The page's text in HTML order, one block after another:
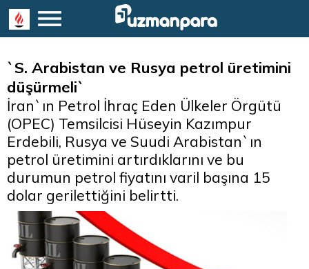
`S. Arabistan ve Rusya petrol üretimini
düşürmeli`
İran`ın Petrol İhraç Eden Ülkeler Örgütü
(OPEC) Temsilcisi Hüseyin Kazımpur
Erdebili, Rusya ve Suudi Arabistan`ın
petrol üretimini artırdıklarını ve bu
durumun petrol fiyatını varil başına 15
dolar gerilettiğini belirtti.